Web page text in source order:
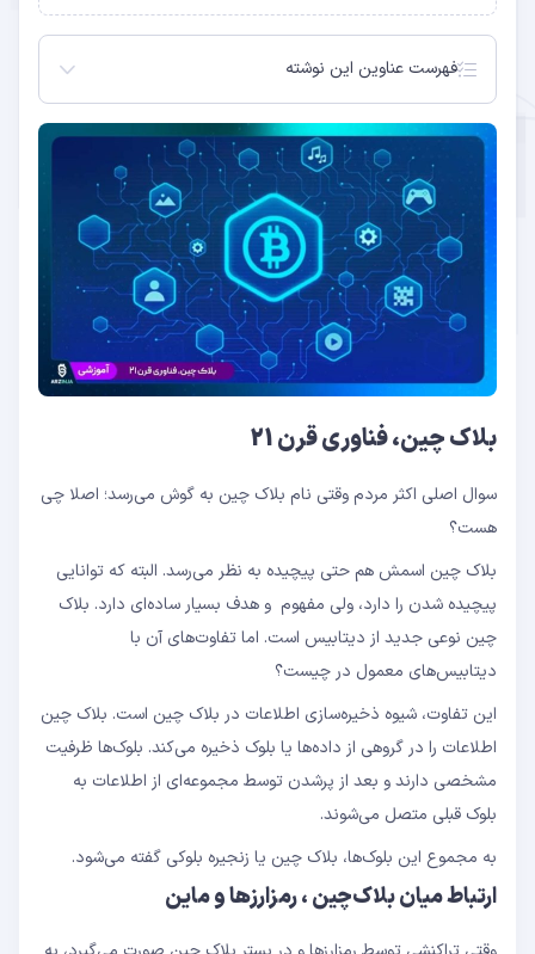
فهرست عناوین این نوشته
ارتباط میان بلاک‌چین ، رمزارزها و ماین
آیا بلاک چین امن است؟
سیستم مالی بانکی یا بلاک چین؟
زمینه‌های استفاده از بلاک چین
بلاک چین نسل دوم
بلاک چین نسل سوم
کلام آخر
بلاک چین، فناوری قرن 21
سوال اصلی اکثر مردم وقتی نام بلاک چین به گوش می‌رسد؛ اصلا چی
هست؟
بلاک چین اسمش هم حتی پیچیده به نظر می‌رسد. البته که توانایی
پیچیده شدن را دارد، ولی مفهوم و هدف بسیار ساده‌ای دارد. بلاک
چین نوعی جدید از دیتابیس است. اما تفاوت‌های آن با
دیتابیس‌های معمول در چیست؟
این تفاوت، شیوه ذخیره‌سازی اطلاعات در بلاک چین است. بلاک چین
اطلاعات را در گروهی از داده‌ها یا بلوک ذخیره می‌کند. بلوک‌ها ظرفیت
مشخصی دارند و بعد از پرشدن توسط مجموعه‌ای از اطلاعات به
بلوک قبلی متصل می‌شوند.
به مجموع این بلوک‌ها، بلاک چین یا زنجیره بلوکی گفته می‌شود.
ارتباط میان بلاک‌چین ، رمزارزها و ماین